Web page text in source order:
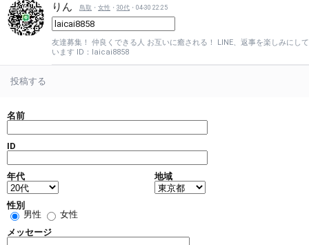
りん 鳥取 ・ 女性 ・ 30代 ・04-30 22:25
友達募集！ 仲良くできる人 お互いに癒される！ LINE、返事を楽しみにして
います ID：laicai8858
投稿する
名前
ID
年代 地域
性別
男性
女性
メッセージ